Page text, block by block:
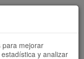
Español | Català
para mejorar
y analizar